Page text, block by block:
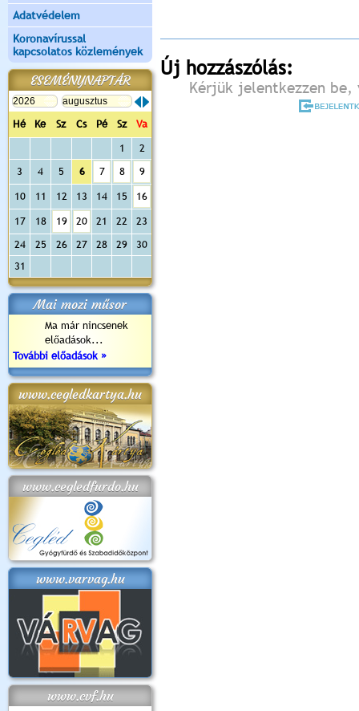
Adatvédelem
Koronavírussal
kapcsolatos közlemények
ESEMÉNYNAPTÁR
Hé Ke Sz Cs Pé Sz
Va
1
2
3
4 5 6 7 8 9
10 11 12 13 14 15 16
17 18 19 20 21 22
23
24
25 26 27 28 29
30
31
Mai mozi műsor
Ma már nincsenek
előadások...
További előadások »
www.cegledkartya.hu
www.cegledfurdo.hu
www.varvag.hu
www.cvf.hu
Új hozzászólás:
Kérjük jelentkezzen be,